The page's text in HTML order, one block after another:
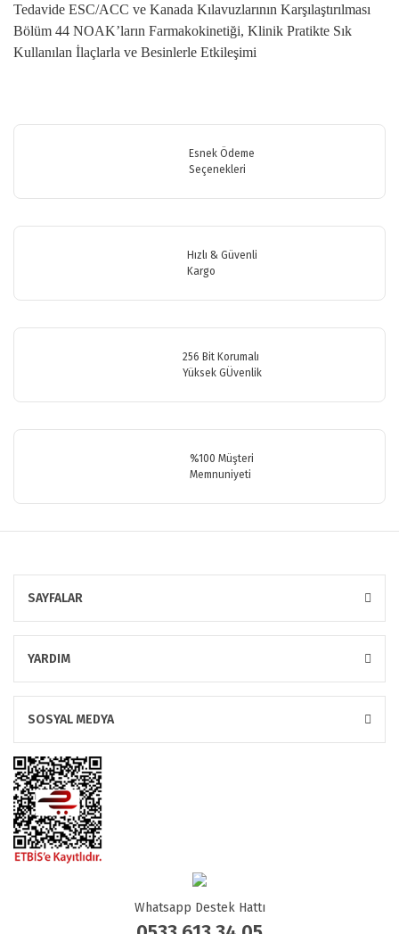
Tedavide ESC/ACC ve Kanada Kılavuzlarının Karşılaştırılması
Bölüm 44 NOAK’ların Farmakokinetiği, Klinik Pratikte Sık
Kullanılan İlaçlarla ve Besinlerle Etkileşimi
Bu ürüne ilk yorumu siz yapın!
Görüş ve önerileriniz için teşekkür ederiz.
Ürün resmi kalitesiz, bozuk veya görüntülenemiyor.
Ürün fiyatı diğer sitelerden daha pahalı.
Esnek Ödeme
Seçenekleri
Hızlı & Güvenli
Kargo
256 Bit Korumalı
Yüksek GÜvenlik
%100 Müşteri
Memnuniyeti
SAYFALAR
YARDIM
SOSYAL MEDYA
Whatsapp Destek Hattı